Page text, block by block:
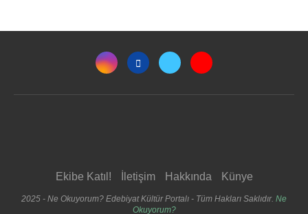
Ekibe Katıl! İletişim Hakkında Künye
2025 - Ne Okuyorum? Edebiyat Kültür Portalı - Tüm Hakları Saklıdır. Ne
Okuyorum?